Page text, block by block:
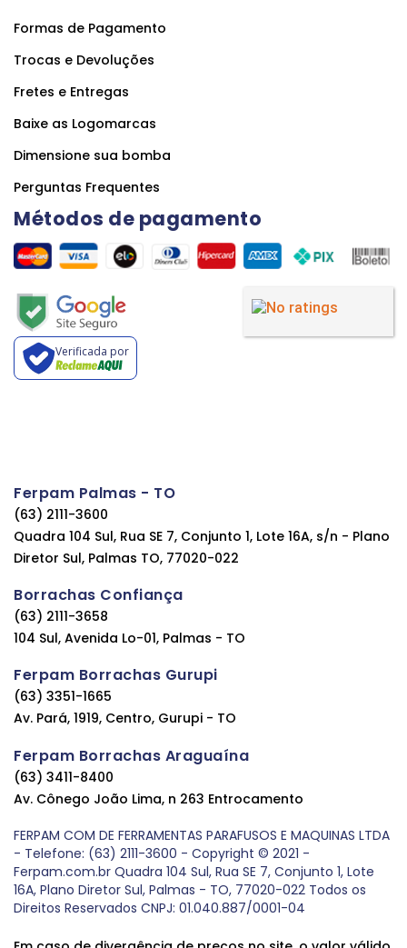
Formas de Pagamento
Trocas e Devoluções
Fretes e Entregas
Baixe as Logomarcas
Dimensione sua bomba
Perguntas Frequentes
Métodos de pagamento
Verificada por
Ferpam Palmas - TO
(63) 2111-3600
Quadra 104 Sul, Rua SE 7, Conjunto 1, Lote 16A, s/n - Plano
Diretor Sul, Palmas TO, 77020-022
Borrachas Confiança
(63) 2111-3658
104 Sul, Avenida Lo-01, Palmas - TO
Ferpam Borrachas Gurupi
(63) 3351-1665
Av. Pará, 1919, Centro, Gurupi - TO
Ferpam Borrachas Araguaína
(63) 3411-8400
Av. Cônego João Lima, n 263 Entrocamento
FERPAM COM DE FERRAMENTAS PARAFUSOS E MAQUINAS LTDA
- Telefone: (63) 2111-3600 - Copyright © 2021 -
Ferpam.com.br Quadra 104 Sul, Rua SE 7, Conjunto 1, Lote
16A, Plano Diretor Sul, Palmas - TO, 77020-022 Todos os
Direitos Reservados CNPJ: 01.040.887/0001-04